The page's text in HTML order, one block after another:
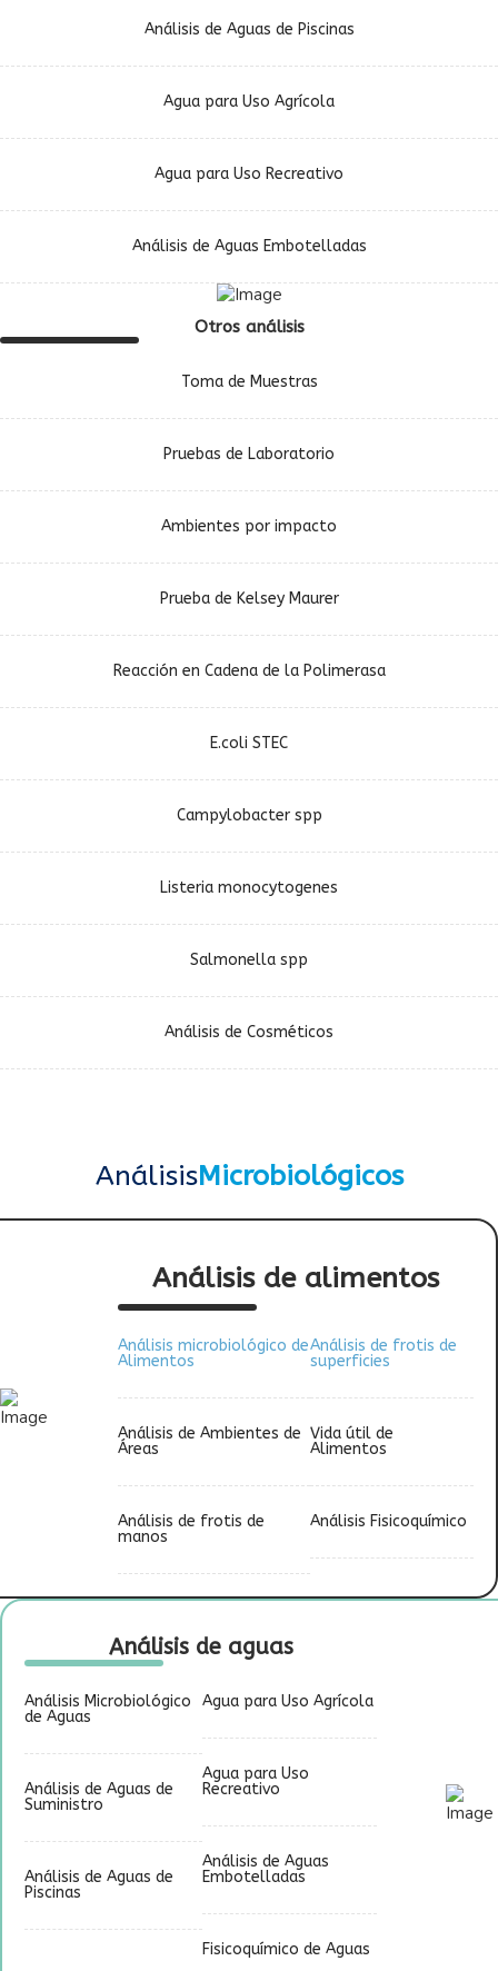
Análisis de Aguas de Piscinas
Agua para Uso Agrícola
Agua para Uso Recreativo
Análisis de Aguas Embotelladas
Otros análisis
Toma de Muestras
Pruebas de Laboratorio
Ambientes por impacto
Prueba de Kelsey Maurer
Reacción en Cadena de la Polimerasa
E.coli STEC
Campylobacter spp
Listeria monocytogenes
Salmonella spp
Análisis de Cosméticos
AnálisisMicrobiológicos
Análisis de alimentos
Análisis microbiológico de
Alimentos
Análisis de Ambientes de
Áreas
Análisis de frotis de
manos
Análisis de frotis de
superficies
Vida útil de
Alimentos
Análisis Fisicoquímico
Análisis de aguas
Análisis Microbiológico
de Aguas
Análisis de Aguas de
Suministro
Análisis de Aguas de
Piscinas
Agua para Uso Agrícola
Agua para Uso
Recreativo
Análisis de Aguas
Embotelladas
Fisicoquímico de Aguas